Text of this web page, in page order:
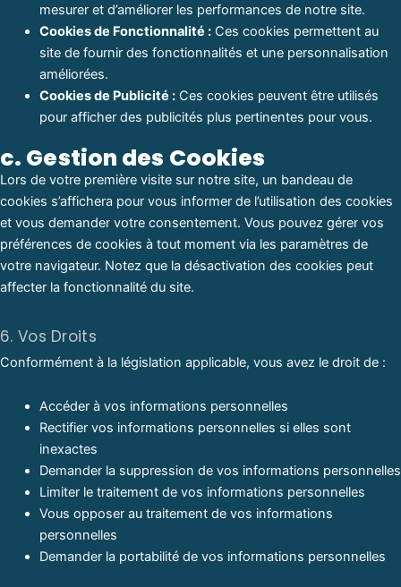
mesurer et d’améliorer les performances de notre site.
Cookies de Fonctionnalité :Ces cookies permettent au
site de fournir des fonctionnalités et une personnalisation
améliorées.
Cookies de Publicité :Ces cookies peuvent être utilisés
pour afficher des publicités plus pertinentes pour vous.
c. Gestion des Cookies
Lors de votre première visite sur notre site, un bandeau de
cookies s’affichera pour vous informer de l’utilisation des cookies
et vous demander votre consentement. Vous pouvez gérer vos
préférences de cookies à tout moment via les paramètres de
votre navigateur. Notez que la désactivation des cookies peut
affecter la fonctionnalité du site.
6. Vos Droits
Conformément à la législation applicable, vous avez le droit de :
Accéder à vos informations personnelles
Rectifier vos informations personnelles si elles sont
inexactes
Demander la suppression de vos informations personnelles
Limiter le traitement de vos informations personnelles
Vous opposer au traitement de vos informations
personnelles
Demander la portabilité de vos informations personnelles